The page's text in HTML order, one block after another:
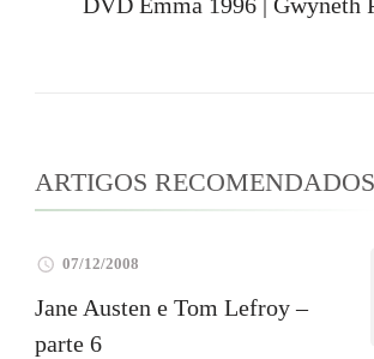
ARTIGOS RECOMENDADOS
07/12/2008
Jane Austen e Tom Lefroy –
parte 6